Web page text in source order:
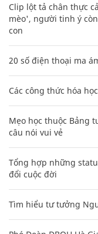
Clip lột tả chân thực
mèo', người tinh ý
con
20 số điện thoại ma
Các công thức hóa
Mẹo học thuộc Bảng
câu nói vui vẻ
Tổng hợp những
đổi cuộc đời
Tìm hiểu tư tưởng